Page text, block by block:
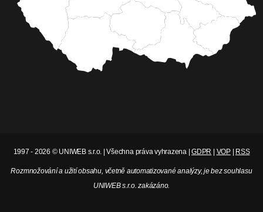
1997 - 2026 © UNIWEB s.r.o. | Všechna práva vyhrazena |GDPR | VOP| RSS
Rozmnožování a užití obsahu, včetně automatizované analýzy, je bez souhlasu
UNIWEB s.r.o. zakázáno.